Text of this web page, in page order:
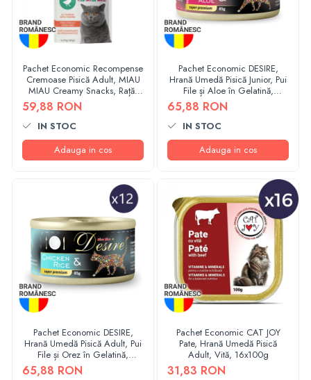
Pachet Economic Recompense
Cremoase Pisică Adult, MIAU
MIAU Creamy Snacks, Rață,
4x15g, 12 bucăți
59,88 RON
IN STOC
Adauga in cos
Pachet Economic DESIRE,
Hrană Umedă Pisică Junior, Pui
File și Aloe în Gelatină,
12x85g
65,88 RON
IN STOC
Adauga in cos
Pachet Economic DESIRE,
Hrană Umedă Pisică Adult, Pui
File și Orez în Gelatină,
12x85g
65,88 RON
Pachet Economic CAT JOY
Pate, Hrană Umedă Pisică
Adult, Vită, 16x100g
31,83 RON